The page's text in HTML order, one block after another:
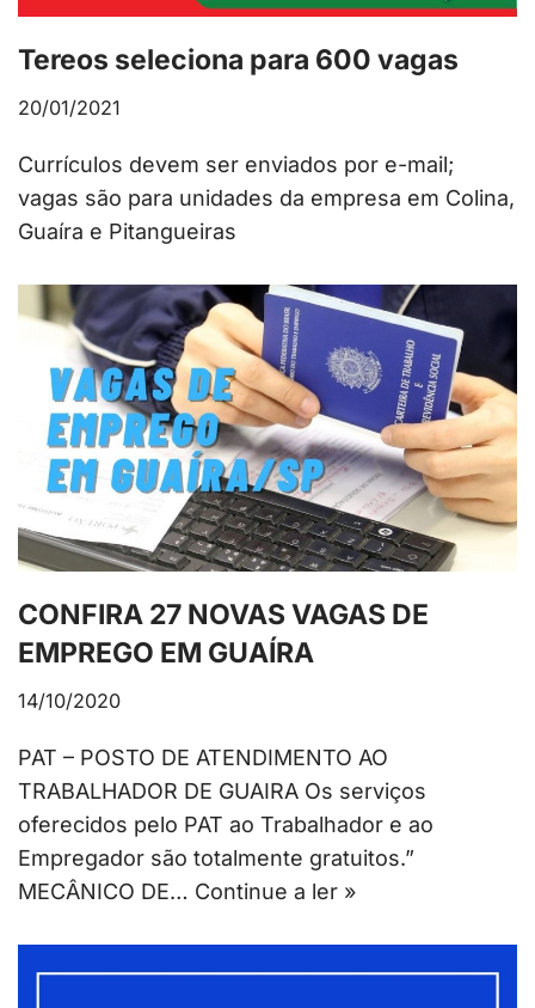
Tereos seleciona para 600 vagas
20/01/2021
Currículos devem ser enviados por e-mail;
vagas são para unidades da empresa em Colina,
Guaíra e Pitangueiras
CONFIRA 27 NOVAS VAGAS DE
EMPREGO EM GUAÍRA
14/10/2020
PAT – POSTO DE ATENDIMENTO AO
TRABALHADOR DE GUAIRA Os serviços
oferecidos pelo PAT ao Trabalhador e ao
Empregador são totalmente gratuitos.”
MECÂNICO DE… Continue a ler »